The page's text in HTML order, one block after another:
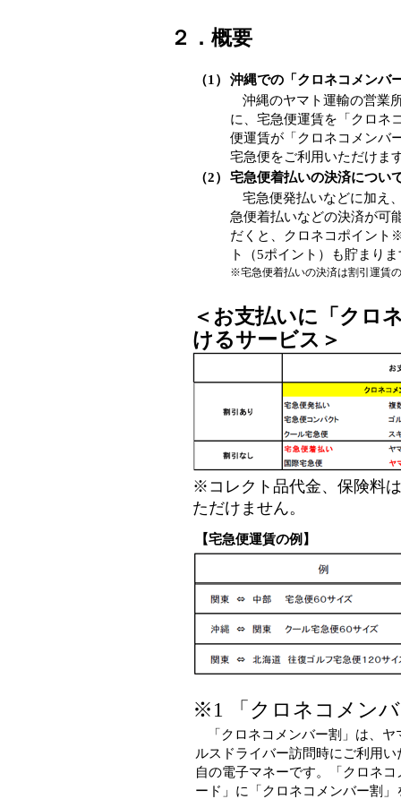
２．概要
（1）
沖縄での「クロネコメンバ
沖縄のヤマト運輸の営業
に、宅急便運賃を「クロネ
便運賃が「クロネコメンバ
宅急便をご利用いただけま
（2）
宅急便着払いの決済につい
宅急便発払いなどに加え
急便着払いなどの決済が可
だくと、クロネコポイント
ト（5ポイント）も貯まり
※宅急便着払いの決済は割引運賃
＜お支払いに「クロ
けるサービス＞
※コレクト品代金、保険料
ただけません。
【宅急便運賃の例】
※1 「クロネコメン
「クロネコメンバー割」は、
ルスドライバー訪問時にご利用
自の電子マネーです。「クロネ
ード」に「クロネコメンバー割